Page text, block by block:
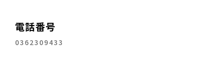
電話番号
0362309433